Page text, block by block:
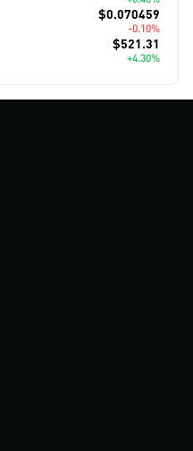
$0.070459
-0.10%
$521.31
+4.30%